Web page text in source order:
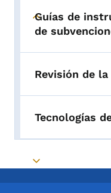
Toggle
Guías de
de
Revisión de
Tecnologías
Toggle